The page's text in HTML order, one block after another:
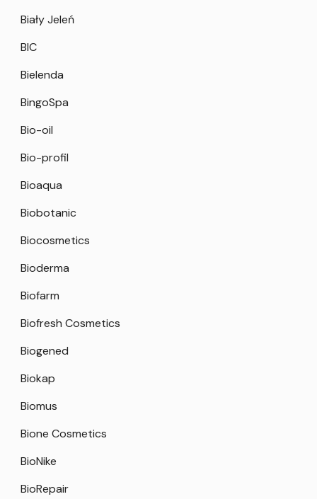
Biały Jeleń
BIC
Bielenda
BingoSpa
Bio-oil
Bio-profil
Bioaqua
Biobotanic
Biocosmetics
Bioderma
Biofarm
Biofresh Cosmetics
Biogened
Biokap
Biomus
Bione Cosmetics
BioNike
BioRepair